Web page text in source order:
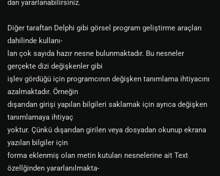
dan yararlanabilirsiniz.
Diğer taraftan Delphi gibi görsel program geliştirme araçları
dahilinde kullanı-
lan çok sayıda hazır nesne bulunmaktadır. Bu nesneler
gerçekte dizi değişkenler gibi
işlev gördüğü için programcının değişken tanımlama ihtiyacını
azalmaktadır. Örneğin
dışarıdan girişi yapılan bilgileri saklamak için ayrıca değişken
tanımlamaya ihtiyaç
yoktur. Çünkü dışarıdan girilen veya dosyadan okunup ekrana
yazılan bilgiler için
forma eklenmiş olan metin kutuları nesnelerine ait Text
özellğinden yararlanılmakta-